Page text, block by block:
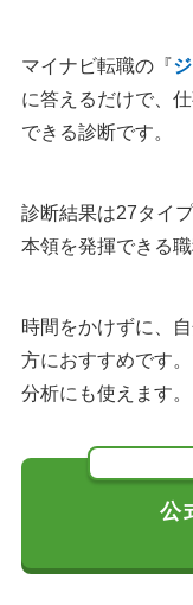
マイナビ転職の『
に答えるだけで、
できる診断です。
診断結果は27タイ
本領を発揮できる職
時間をかけずに、
方におすすめです
分析にも使えます。
公